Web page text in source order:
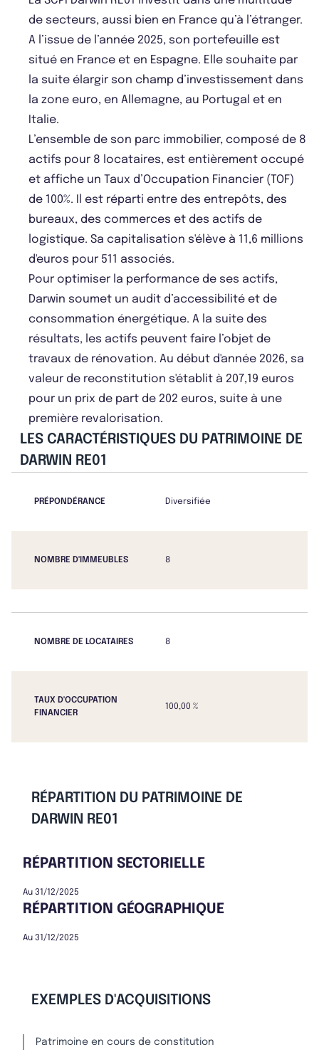
de secteurs, aussi bien en France qu’à l’étranger.
A l’issue de l’année 2025, son portefeuille est
situé en France et en Espagne. Elle souhaite par
la suite élargir son champ d’investissement dans
la zone euro, en Allemagne, au Portugal et en
Italie.
L’ensemble de son parc immobilier, composé de 8
actifs pour 8 locataires, est entièrement occupé
et affiche un Taux d’Occupation Financier (TOF)
de 100%. Il est réparti entre des entrepôts, des
bureaux, des commerces et des actifs de
logistique. Sa capitalisation s'élève à 11,6 millions
d'euros pour 511 associés.
Pour optimiser la performance de ses actifs,
Darwin soumet un audit d’accessibilité et de
consommation énergétique. A la suite des
résultats, les actifs peuvent faire l’objet de
travaux de rénovation. Au début d'année 2026, sa
valeur de reconstitution s'établit à 207,19 euros
pour un prix de part de 202 euros, suite à une
première revalorisation.
LES CARACTÉRISTIQUES DU PATRIMOINE DE
DARWIN RE01
PRÉPONDÉRANCE Diversifiée
NOMBRE D'IMMEUBLES 8
NOMBRE DE LOCATAIRES 8
TAUX D'OCCUPATION
FINANCIER
100,00 %
RÉPARTITION DU PATRIMOINE DE
DARWIN RE01
RÉPARTITION SECTORIELLE
Au 31/12/2025
RÉPARTITION GÉOGRAPHIQUE
Au 31/12/2025
EXEMPLES D'ACQUISITIONS
Patrimoine en cours de constitution